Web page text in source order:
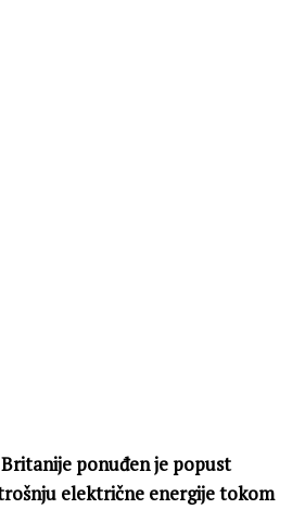
ponuđen je popust
električne energije tokom